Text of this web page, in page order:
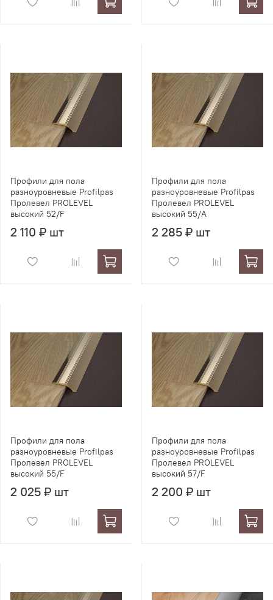
Профили для пола
разноуровневые Profilpas
Пролевел PROLEVEL
высокий 52/F
2 110 ₽ шт
Профили для пола
разноуровневые Profilpas
Пролевел PROLEVEL
высокий 55/A
2 285 ₽ шт
Профили для пола
разноуровневые Profilpas
Пролевел PROLEVEL
высокий 55/F
2 025 ₽ шт
Профили для пола
разноуровневые Profilpas
Пролевел PROLEVEL
высокий 57/F
2 200 ₽ шт